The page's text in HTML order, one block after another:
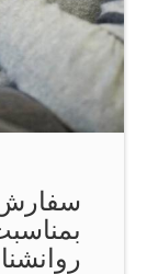
سفارش
بمناسبت
روانشناس